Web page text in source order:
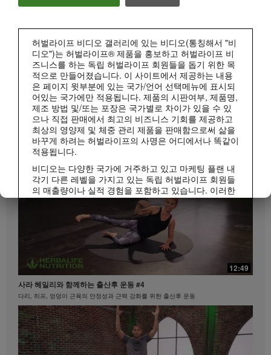
허벌라이프 비디오 갤러리에 있는 비디오(통칭해서 "비
디오")는 허벌라이프® 제품을 홍보하고 허벌라이프 비
즈니스를 하는 독립 허벌라이프 회원들을 돕기 위한 목
적으로 만들어졌습니다. 이 사이트에서 제공하는 내용
은 페이지 윗부분에 있는 국가/언어 선택메뉴에 표시되
어있는 국가에만 적용됩니다. 제품의 시판여부, 제품명,
제조 방법 및/또는 포장은 국가별로 차이가 있을 수 있
으나 직접 판매에서 최고의 비즈니스 기회를 제공하고
최상의 영양제 및 체중 관리 제품을 판매함으로써 삶을
바꾸게 하려는 허벌라이프의 사명은 어디에서나 똑같이
적용됩니다.
비디오는 다양한 국가에 거주하고 있고 마케팅 플랜 내
각기 다른 레벨을 가지고 있는 독립 허벌라이프 회원들
의 매출량이나 실적 경험을 포함하고 있습니다. 이러한
수입은 사례로 제시된 개인들에게 적용되는 수치이지
평균치는 아닙니다. 또한 이 수치가 귀하의 예상 수입을
보장하지 않습니다. 귀하께서 비즈니스를 진행하시는
지역에 적용되는 가장 최근의 수입 실적 데이터를 참조
하시려면Herbalife.co.kr 또는 MyHerbalife.co.kr을 방문
하십시오.
이와 마찬가지로, 상당한 체중감량이나 급격한 체중감
량의 체험담이 모든 사람들의 체중 감량 속도나 정도를
대변하지 않습니다. 개인의 체중감량 정도는 본인의 신
진대사, 식사 습관, 초기 체중, 그리고 적당한 운동의 빈
도에 따라 달라집니다. 비즈니스를 하시는 지역 내에서
체중 감량 클레임과 관련된 정보를 원하시면
MyHerbalife.co.kr이나 허벌라이프 고객서비스팀
(1588-7577)으로 문의하십시오.
1:15
매일 조금씩 젊어지는 시니어 저속노화 건강 루틴
저속노화 루틴 | 시니어 편
20대부터 시작하는 저속노화 라이프스타일
저속노화 루틴 | MZ세대 편
허벌라이프 피트니스 모두 보기
12:49
사라 헤일리와 함께하는 출산후 운동 #4
다리, 히프, 엉덩이 근육의 안정성과 근력 강화를 위한 출산후 운동